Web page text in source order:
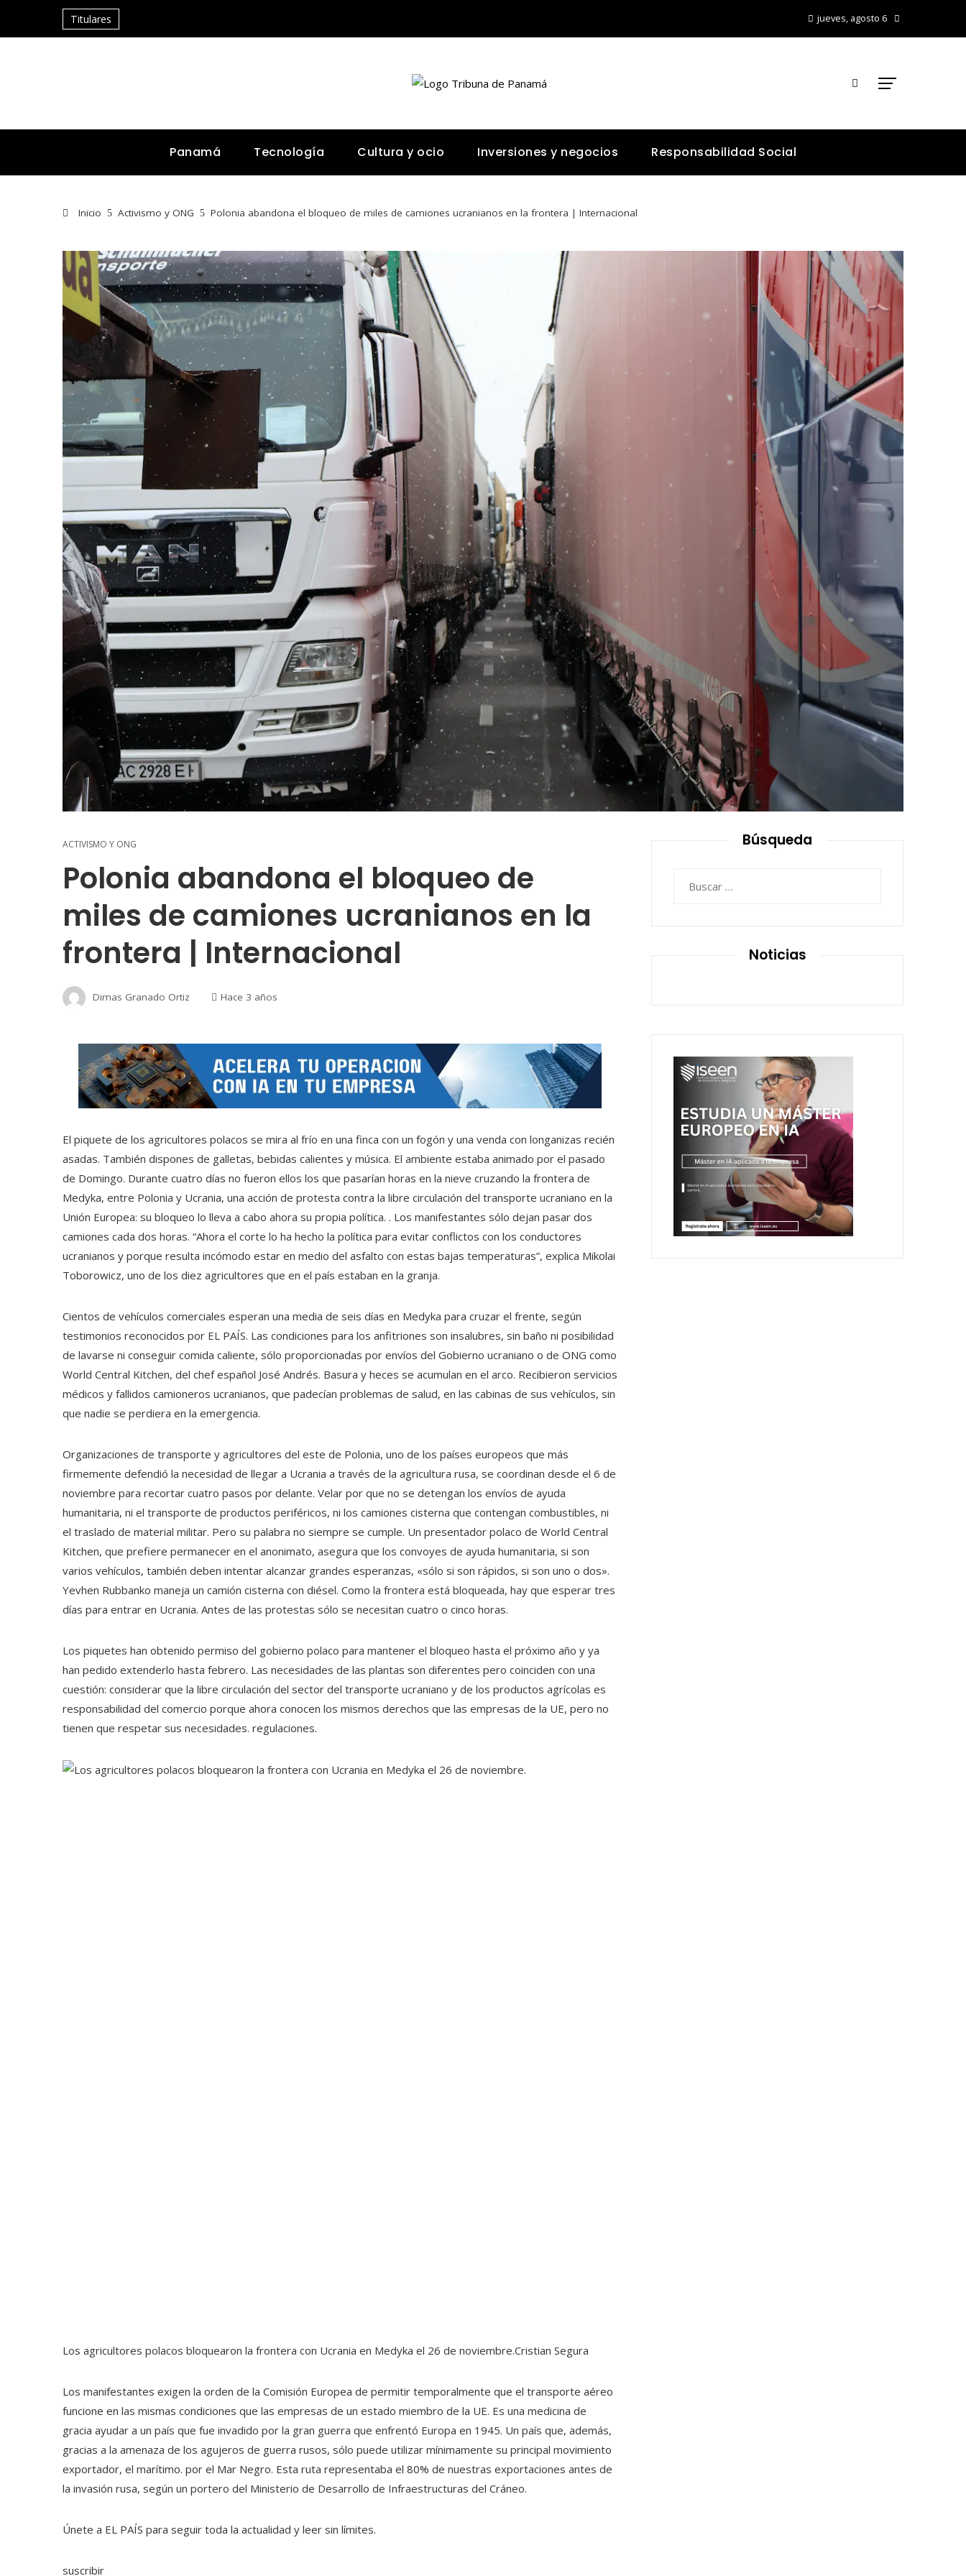
Titulares jueves, agosto 6
Panamá Tecnología Cultura y ocio Inversiones y negocios Responsabilidad Social
Inicio Activismo y ONG Polonia abandona el bloqueo de miles de camiones ucranianos en la frontera | Internacional
ACTIVISMO Y ONG
Polonia abandona el bloqueo de
miles de camiones ucranianos en la
frontera | Internacional
Dimas Granado Ortiz Hace 3 años
El piquete de los agricultores polacos se mira al frío en una finca con un fogón y una venda con longanizas recién
asadas. También dispones de galletas, bebidas calientes y música. El ambiente estaba animado por el pasado
de Domingo. Durante cuatro días no fueron ellos los que pasarían horas en la nieve cruzando la frontera de
Medyka, entre Polonia y Ucrania, una acción de protesta contra la libre circulación del transporte ucraniano en la
Unión Europea: su bloqueo lo lleva a cabo ahora su propia política. . Los manifestantes sólo dejan pasar dos
camiones cada dos horas. “Ahora el corte lo ha hecho la política para evitar conflictos con los conductores
ucranianos y porque resulta incómodo estar en medio del asfalto con estas bajas temperaturas”, explica Mikolai
Toborowicz, uno de los diez agricultores que en el país estaban en la granja.
Cientos de vehículos comerciales esperan una media de seis días en Medyka para cruzar el frente, según
testimonios reconocidos por EL PAÍS. Las condiciones para los anfitriones son insalubres, sin baño ni posibilidad
de lavarse ni conseguir comida caliente, sólo proporcionadas por envíos del Gobierno ucraniano o de ONG como
World Central Kitchen, del chef español José Andrés. Basura y heces se acumulan en el arco. Recibieron servicios
médicos y fallidos camioneros ucranianos, que padecían problemas de salud, en las cabinas de sus vehículos, sin
que nadie se perdiera en la emergencia.
Organizaciones de transporte y agricultores del este de Polonia, uno de los países europeos que más
firmemente defendió la necesidad de llegar a Ucrania a través de la agricultura rusa, se coordinan desde el 6 de
noviembre para recortar cuatro pasos por delante. Velar por que no se detengan los envíos de ayuda
humanitaria, ni el transporte de productos periféricos, ni los camiones cisterna que contengan combustibles, ni
el traslado de material militar. Pero su palabra no siempre se cumple. Un presentador polaco de World Central
Kitchen, que prefiere permanecer en el anonimato, asegura que los convoyes de ayuda humanitaria, si son
varios vehículos, también deben intentar alcanzar grandes esperanzas, «sólo si son rápidos, si son uno o dos».
Yevhen Rubbanko maneja un camión cisterna con diésel. Como la frontera está bloqueada, hay que esperar tres
días para entrar en Ucrania. Antes de las protestas sólo se necesitan cuatro o cinco horas.
Los piquetes han obtenido permiso del gobierno polaco para mantener el bloqueo hasta el próximo año y ya
han pedido extenderlo hasta febrero. Las necesidades de las plantas son diferentes pero coinciden con una
cuestión: considerar que la libre circulación del sector del transporte ucraniano y de los productos agrícolas es
responsabilidad del comercio porque ahora conocen los mismos derechos que las empresas de la UE, pero no
tienen que respetar sus necesidades. regulaciones.
Los agricultores polacos bloquearon la frontera con Ucrania en Medyka el 26 de noviembre.Cristian Segura
Los manifestantes exigen la orden de la Comisión Europea de permitir temporalmente que el transporte aéreo
funcione en las mismas condiciones que las empresas de un estado miembro de la UE. Es una medicina de
gracia ayudar a un país que fue invadido por la gran guerra que enfrentó Europa en 1945. Un país que, además,
gracias a la amenaza de los agujeros de guerra rusos, sólo puede utilizar mínimamente su principal movimiento
exportador, el marítimo. por el Mar Negro. Esta ruta representaba el 80% de nuestras exportaciones antes de
la invasión rusa, según un portero del Ministerio de Desarrollo de Infraestructuras del Cráneo.
Únete a EL PAÍS para seguir toda la actualidad y leer sin límites.
suscribir
Búsqueda
Noticias